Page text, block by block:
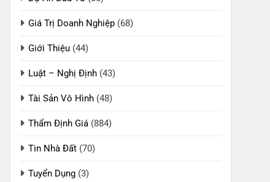
Giá Trị Doanh Nghiệp (68)
Giới Thiệu (44)
Luật – Nghị Định (43)
Tài Sản Vô Hình (48)
Thẩm Định Giá (884)
Tin Nhà Đất (70)
Tuyển Dụng (3)